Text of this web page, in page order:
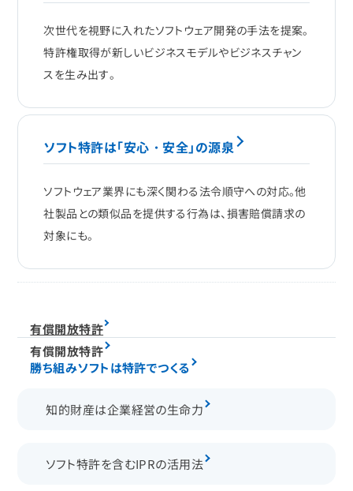
次世代を視野に入れたソフトウェア開発の手法を提案。
特許権取得が新しいビジネスモデルやビジネスチャン
スを生み出す。
ソフト特許は「安心・安全」の源泉
ソフトウェア業界にも深く関わる法令順守への対応。他
社製品との類似品を提供する行為は、損害賠償請求の
対象にも。
有償開放特許
有償開放特許
勝ち組みソフトは特許でつくる
知的財産は企業経営の生命力
ソフト特許を含むIPRの活用法